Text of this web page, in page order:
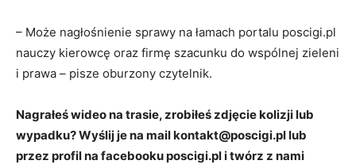
– Może nagłośnienie sprawy na łamach portalu poscigi.pl
nauczy kierowcę oraz firmę szacunku do wspólnej zieleni
i prawa – pisze oburzony czytelnik.
Nagrałeś wideo na trasie, zrobiłeś zdjęcie kolizji lub
wypadku? Wyślij je na mail kontakt@poscigi.pl lub
przez profil na facebooku poscigi.pl i twórz z nami